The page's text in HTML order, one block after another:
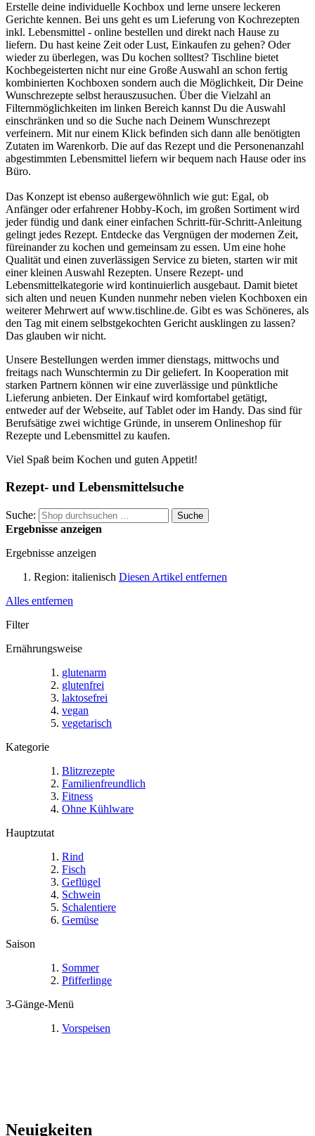
Erstelle deine individuelle Kochbox und lerne unsere leckeren
Gerichte kennen. Bei uns geht es um Lieferung von Kochrezepten
inkl. Lebensmittel - online bestellen und direkt nach Hause zu
liefern. Du hast keine Zeit oder Lust, Einkaufen zu gehen? Oder
wieder zu überlegen, was Du kochen solltest? Tischline bietet
Kochbegeisterten nicht nur eine Große Auswahl an schon fertig
kombinierten Kochboxen sondern auch die Möglichkeit, Dir Deine
Wunschrezepte selbst herauszusuchen. Über die Vielzahl an
Filternmöglichkeiten im linken Bereich kannst Du die Auswahl
einschränken und so die Suche nach Deinem Wunschrezept
verfeinern. Mit nur einem Klick befinden sich dann alle benötigten
Zutaten im Warenkorb. Die auf das Rezept und die Personenanzahl
abgestimmten Lebensmittel liefern wir bequem nach Hause oder ins
Büro.
Das Konzept ist ebenso außergewöhnlich wie gut: Egal, ob
Anfänger oder erfahrener Hobby-Koch, im großen Sortiment wird
jeder fündig und dank einer einfachen Schritt-für-Schritt-Anleitung
gelingt jedes Rezept. Entdecke das Vergnügen der modernen Zeit,
füreinander zu kochen und gemeinsam zu essen. Um eine hohe
Qualität und einen zuverlässigen Service zu bieten, starten wir mit
einer kleinen Auswahl Rezepten. Unsere Rezept- und
Lebensmittelkategorie wird kontinuierlich ausgebaut. Damit bietet
sich alten und neuen Kunden nunmehr neben vielen Kochboxen ein
weiterer Mehrwert auf www.tischline.de. Gibt es was Schöneres, als
den Tag mit einem selbstgekochten Gericht ausklingen zu lassen?
Das glauben wir nicht.
Unsere Bestellungen werden immer dienstags, mittwochs und
freitags nach Wunschtermin zu Dir geliefert. In Kooperation mit
starken Partnern können wir eine zuverlässige und pünktliche
Lieferung anbieten. Der Einkauf wird komfortabel getätigt,
entweder auf der Webseite, auf Tablet oder im Handy. Das sind für
Berufsätige zwei wichtige Gründe, in unserem Onlineshop für
Rezepte und Lebensmittel zu kaufen.
Viel Spaß beim Kochen und guten Appetit!
Rezept- und Lebensmittelsuche
Suche: Suche
Ergebnisse anzeigen
Ergebnisse anzeigen
Region: italienisch Diesen Artikel entfernen
Alles entfernen
Filter
Ernährungsweise
glutenarm
glutenfrei
laktosefrei
vegan
vegetarisch
Kategorie
Blitzrezepte
Familienfreundlich
Fitness
Ohne Kühlware
Hauptzutat
Rind
Fisch
Geflügel
Schwein
Schalentiere
Gemüse
Saison
Sommer
Pfifferlinge
3-Gänge-Menü
Vorspeisen
Neuigkeiten